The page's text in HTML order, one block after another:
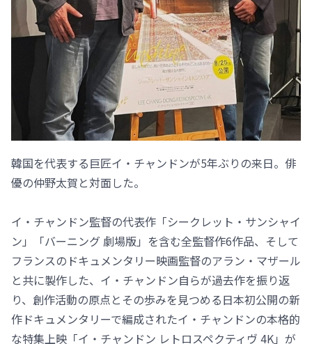
韓国を代表する巨匠イ・チャンドンが5年ぶりの来日。俳
優の仲野太賀と対面した。
イ・チャンドン監督の代表作「シークレット・サンシャイ
ン」「バーニング 劇場版」を含む全監督作6作品、そして
フランスのドキュメンタリー映画監督のアラン・マザール
と共に製作した、イ・チャンドン自らが過去作を振り返
り、創作活動の原点とその歩みを見つめる日本初公開の新
作ドキュメンタリーで編成されたイ・チャンドンの本格的
な特集上映「イ・チャンドン レトロスペクティヴ 4K」が